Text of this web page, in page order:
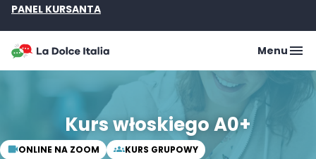
PANEL KURSANTA
Menu
Kurs włoskiego A0+
ONLINE NA ZOOM KURS GRUPOWY